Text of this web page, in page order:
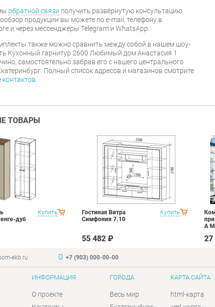
обратной связи получить развёрнутую консультацию,
продукции вы можете по e-mail, телефону в
и через мессенджеры Telegram и WhatsApp.
также можно сравнить между собой в нашем шоу-
Кухонный гарнитур 2600 Любимый дом Анастасия 1
самостоятельно забрав его с нашего центрального
Полный список адресов и магазинов смотрите
контактов.
ТОВАРЫ
Купить
дуб
Купить
Гостиная Витра
Симфония 7.10
55 482 ₽
А
27
ekb.ru +7 (903) 000-00-00
ИНФОРМАЦИЯ
О проекте
ГОРОДА
Весь мир
КАРТА САЙТА
html-карта